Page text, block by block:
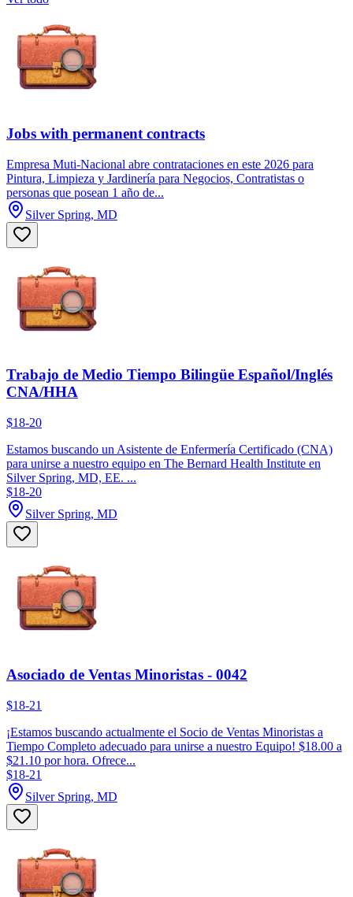
Jobs with permanent contracts
Empresa Muti-Nacional abre contrataciones en este 2026 para
Pintura, Limpieza y Jardinería para Negocios, Contratistas o
personas que posean 1 año de...
Silver Spring, MD
Trabajo de Medio Tiempo Bilingüe Español/Inglés
CNA/HHA
$18-20
Estamos buscando un Asistente de Enfermería Certificado (CNA)
para unirse a nuestro equipo en The Bernard Health Institute en
Silver Spring, MD, EE. ...
$18-20
Silver Spring, MD
Asociado de Ventas Minoristas - 0042
$18-21
¡Estamos buscando actualmente el Socio de Ventas Minoristas a
Tiempo Completo adecuado para unirse a nuestro Equipo! $18.00 a
$21.10 por hora. Ofrece...
$18-21
Silver Spring, MD